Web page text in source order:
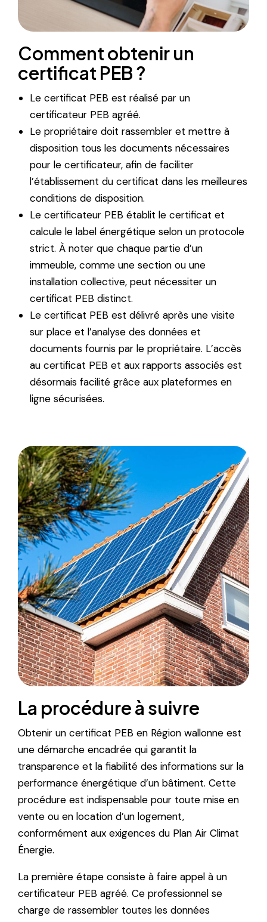
Comment obtenir un
certificat PEB ?
Le certificat PEB est réalisé par un
certificateur PEB agréé.
Le propriétaire doit rassembler et mettre à
disposition tous les documents nécessaires
pour le certificateur, afin de faciliter
l’établissement du certificat dans les meilleures
conditions de disposition.
Le certificateur PEB établit le certificat et
calcule le label énergétique selon un protocole
strict. À noter que chaque partie d’un
immeuble, comme une section ou une
installation collective, peut nécessiter un
certificat PEB distinct.
Le certificat PEB est délivré après une visite
sur place et l’analyse des données et
documents fournis par le propriétaire. L’accès
au certificat PEB et aux rapports associés est
désormais facilité grâce aux plateformes en
ligne sécurisées.
La procédure à suivre
Obtenir un certificat PEB en Région wallonne est
une démarche encadrée qui garantit la
transparence et la fiabilité des informations sur la
performance énergétique d’un bâtiment. Cette
procédure est indispensable pour toute mise en
vente ou en location d’un logement,
conformément aux exigences du Plan Air Climat
Énergie.
La première étape consiste à faire appel à un
certificateur PEB agréé. Ce professionnel se
charge de rassembler toutes les données